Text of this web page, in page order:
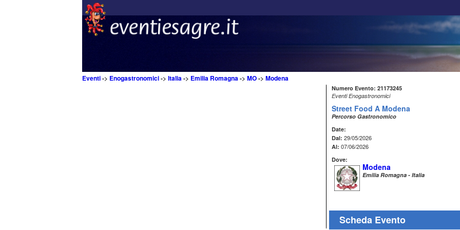
Eventi-> Enogastronomici-> Italia-> Emilia Romagna-> MO-> Modena
Numero Evento: 21173245
Eventi Enogastronomici
Street Food A Modena
Percorso Gastronomico
Date:
Dal: 29/05/2026
Al: 07/06/2026
Dove:
Modena
Emilia Romagna - Italia
Scheda Evento